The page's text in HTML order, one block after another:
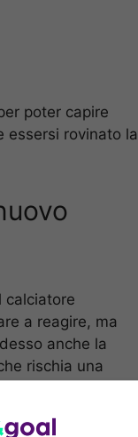
poter capire
essersi rovinato la
calciatore
a reagire, ma
anche la
rischia una